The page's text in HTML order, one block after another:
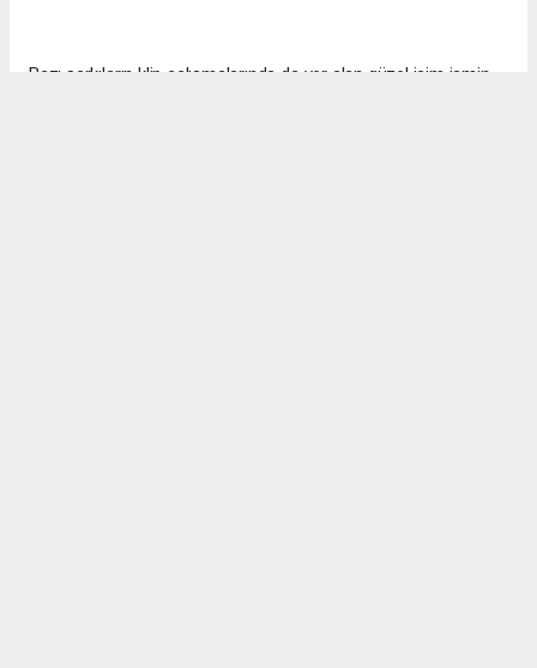
Bazı şarkıların klip çalışmalarında da yer alan güzel isim ismin